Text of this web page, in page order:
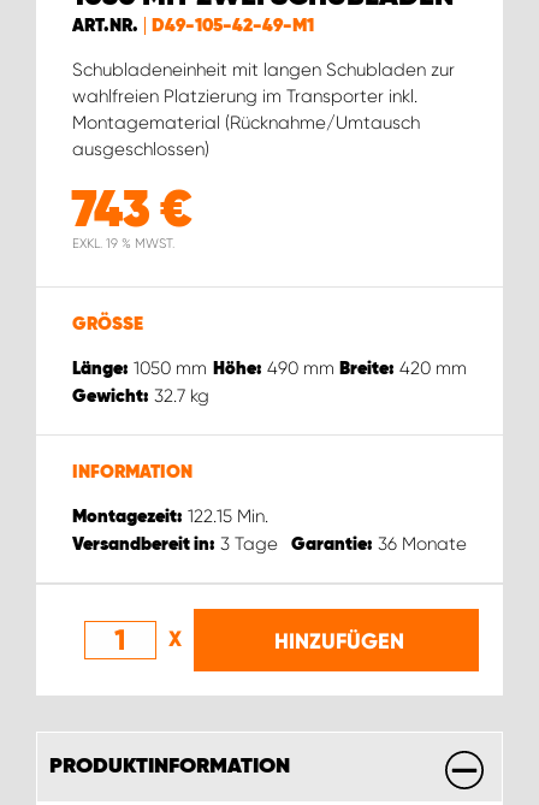
ART.NR. D49-105-42-49-M1
Schubladeneinheit mit langen Schubladen zur
wahlfreien Platzierung im Transporter inkl.
Montagematerial (Rücknahme/Umtausch
ausgeschlossen)
743 €
EXKL. 19 % MWST.
GRÖSSE
Länge: 1050 mm Höhe: 490 mm Breite: 420 mm
Gewicht: 32.7 kg
INFORMATION
Montagezeit: 122.15 Min.
Versandbereit in: 3 Tage Garantie: 36 Monate
X HINZUFÜGEN
PRODUKTINFORMATION
WORK SYSTEM STUTTGART